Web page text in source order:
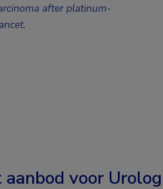
after platinum-
voor